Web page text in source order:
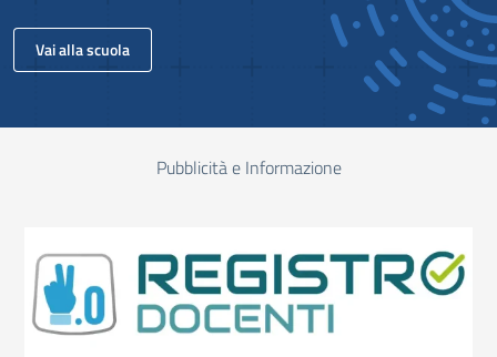
Vai alla scuola
Pubblicità e Informazione